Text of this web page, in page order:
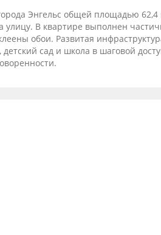
Энгельс общей площадью
улицу. В квартире выполнен
обои. Развитая
сад и школа в шаговой